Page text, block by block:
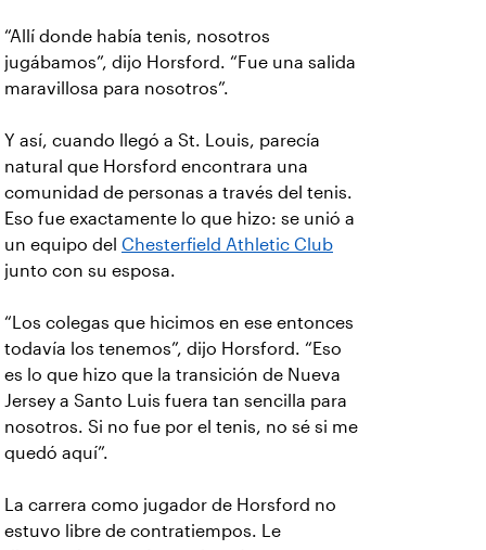
“Allí donde había tenis, nosotros
jugábamos”, dijo Horsford. “Fue una salida
maravillosa para nosotros”.
Y así, cuando llegó a St. Louis, parecía
natural que Horsford encontrara una
comunidad de personas a través del tenis.
Eso fue exactamente lo que hizo: se unió a
un equipo del Chesterfield Athletic Club
junto con su esposa.
“Los colegas que hicimos en ese entonces
todavía los tenemos”, dijo Horsford. “Eso
es lo que hizo que la transición de Nueva
Jersey a Santo Luis fuera tan sencilla para
nosotros. Si no fue por el tenis, no sé si me
quedó aquí”.
La carrera como jugador de Horsford no
estuvo libre de contratiempos. Le